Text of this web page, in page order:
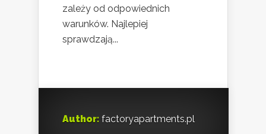
zależy od odpowiednich
warunków. Najlepiej
sprawdzają...
Author: factoryapartments.pl